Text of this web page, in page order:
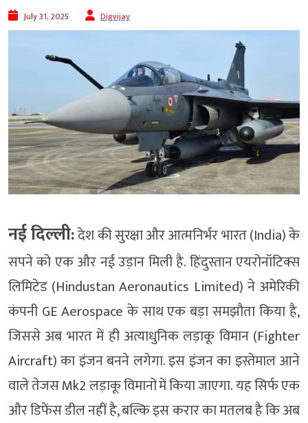
July 31, 2025 Digvijay
नई दिल्ली:देश की सुरक्षा और आत्मनिर्भर भारत (India) के
सपने को एक और नई उड़ान मिली है. हिंदुस्तान एयरोनॉटिक्स
लिमिटेड (Hindustan Aeronautics Limited) ने अमेरिकी
कंपनी GE Aerospace के साथ एक बड़ा समझौता किया है,
जिससे अब भारत में ही अत्याधुनिक लड़ाकू विमान (Fighter
Aircraft) का इंजन बनने लगेगा. इस इंजन का इस्तेमाल आने
वाले तेजस Mk2 लड़ाकू विमानों में किया जाएगा. यह सिर्फ एक
और डिफेंस डील नहीं है, बल्कि इस करार का मतलब है कि अब